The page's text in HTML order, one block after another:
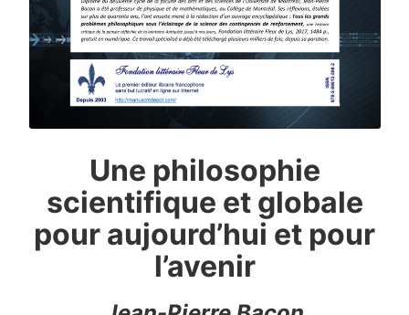
Une philosophie
scientifique et globale
pour aujourd’hui et pour
l’avenir